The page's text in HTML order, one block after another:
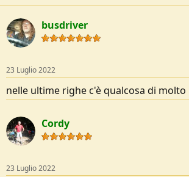
c
t
i
o
n
busdriver
23 Luglio 2022
nelle ultime righe c'è qualcosa di
Cordy
23 Luglio 2022